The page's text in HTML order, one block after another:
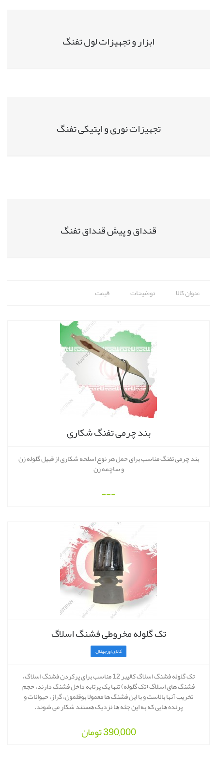
ابزار و تجهیزات لول تفنگ
تجهیزات نوری و اپتیکی تفنگ
قنداق و پیش قنداق تفنگ
عنوان کالا توضیحات قیمت
بند چرمی تفنگ شکاری
بند چرمی تفنگ مناسب برای حمل هر نوع اسلحه شکاری از قبیل گلوله زن
و ساچمه زن
---
تک گلوله مخروطی فشنگ اسلاگ
کالای اورجینال
تک گلوله فشنگ اسلاگ کالیبر 12 مناسب برای پرکردن فشنگ اسلاگ،
فشنگ های اسلاگ (تک گلوله) تنها یک پرتابه داخل فشنگ دارند، حجم
تخریب آنها بالاست و با این فشنگ ها معمولا بوقلمون، گراز، حیوانات و
پرنده هایی که به این جثه ها نزدیک هستند شکار می شوند.
390,000تومان